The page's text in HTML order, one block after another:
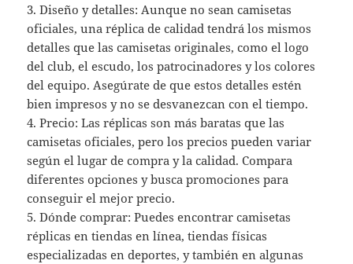
3. Diseño y detalles: Aunque no sean camisetas
oficiales, una réplica de calidad tendrá los mismos
detalles que las camisetas originales, como el logo
del club, el escudo, los patrocinadores y los colores
del equipo. Asegúrate de que estos detalles estén
bien impresos y no se desvanezcan con el tiempo.
4. Precio: Las réplicas son más baratas que las
camisetas oficiales, pero los precios pueden variar
según el lugar de compra y la calidad. Compara
diferentes opciones y busca promociones para
conseguir el mejor precio.
5. Dónde comprar: Puedes encontrar camisetas
réplicas en tiendas en línea, tiendas físicas
especializadas en deportes, y también en algunas